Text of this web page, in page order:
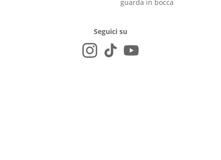
guarda in bocca
Seguici su